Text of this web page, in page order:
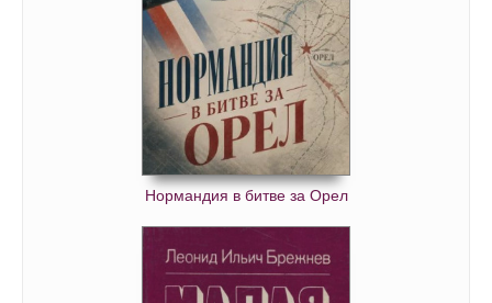
Нормандия в битве за Орел